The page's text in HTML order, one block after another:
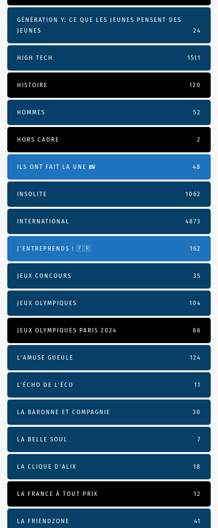
GÉNÉRATION Y: CE QUE LES JEUNES PENSENT DES
JEUNES
24
HIGH TECH 1511
HISTOIRE 120
HOMMES 52
HORS CADRE 2
ILS ONT FAIT LA UNE 📸 48
INSOLITE 1062
INTERNATIONAL 4873
J'ENTREPRENDS ! 🇫🇷 162
JEUX CONCOURS 35
JEUX OLYMPIQUES 104
JEUX OLYMPIQUES PARIS 2024 86
L'AMUSE GUEULE 124
L’ÉCHO DE L’ÉCO 11
LA BARONNE ET COMPAGNIE 30
LA BELLE SOUL 7
LA CLIQUE D'ALIX 18
LA FRANCE À TOUT PRIX 12
LA FRIENDZONE 41